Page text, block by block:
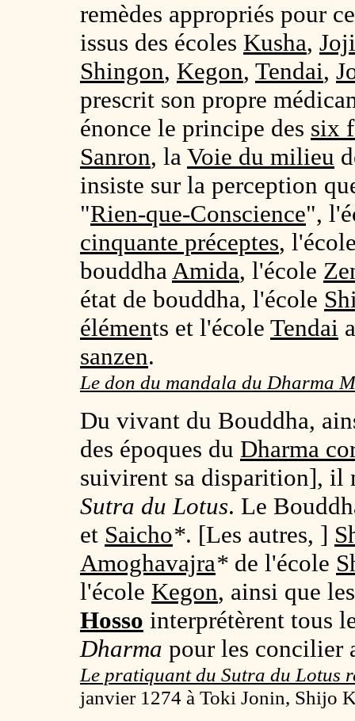
remèdes appropriés pour
issus des écoles Kusha,
Shingon, Kegon, Tendai,
prescrit son propre
énonce le principe des six
Sanron, la Voie du milieu
insiste sur la perception
"Rien-que-Conscience",
cinquante préceptes,
bouddhaAmida, l'école
état de bouddha, l'école
éléments et l'école Tendai
sanzen.
Le don du mandala du Dharma
Du vivant du Bouddha,
des époques du Dharma
suivirent sa disparition], il
Sutra du Lotus. Le
et Saicho*. [Les autres, ]
Amoghavajra* de l'école
l'école Kegon, ainsi que
Hosso interprétèrent tous
Dharma pour les concilier
Le pratiquant du Sutra du Lotus
janvier 1274 à Toki Jonin, Shijo